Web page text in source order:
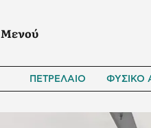
Μενού
ΠΕΤΡΕΛΑΙΟ ΦΥΣΙΚΟ